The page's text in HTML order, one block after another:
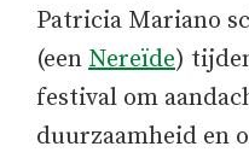
Patricia Mariano
(een Nereïde)
festival om
duurzaamheid en